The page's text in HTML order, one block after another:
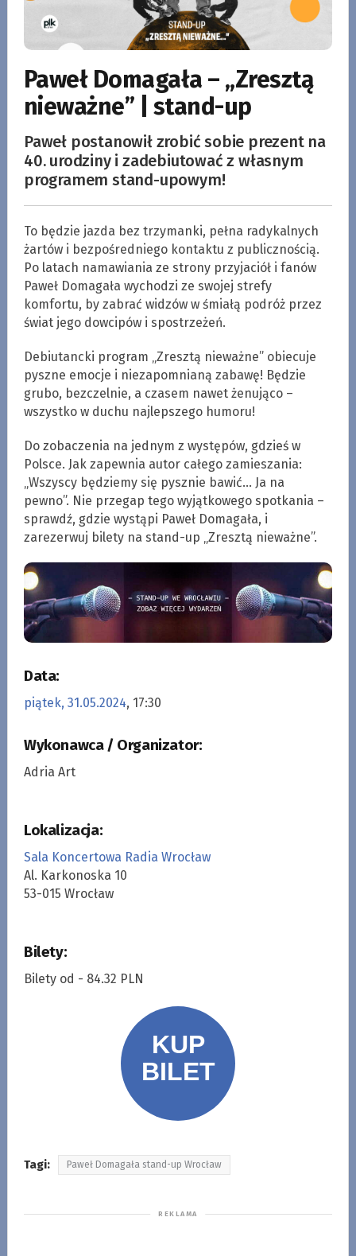
Paweł Domagała – „Zresztą
nieważne” | stand-up
Paweł postanowił zrobić sobie prezent na
40. urodziny i zadebiutować z własnym
programem stand-upowym!
To będzie jazda bez trzymanki, pełna radykalnych
żartów i bezpośredniego kontaktu z publicznością.
Po latach namawiania ze strony przyjaciół i fanów
Paweł Domagała wychodzi ze swojej strefy
komfortu, by zabrać widzów w śmiałą podróż przez
świat jego dowcipów i spostrzeżeń.
Debiutancki program „Zresztą nieważne” obiecuje
pyszne emocje i niezapomnianą zabawę! Będzie
grubo, bezczelnie, a czasem nawet żenująco –
wszystko w duchu najlepszego humoru!
Do zobaczenia na jednym z występów, gdzieś w
Polsce. Jak zapewnia autor całego zamieszania:
„Wszyscy będziemy się pysznie bawić… Ja na
pewno”. Nie przegap tego wyjątkowego spotkania –
sprawdź, gdzie wystąpi Paweł Domagała, i
zarezerwuj bilety na stand-up „Zresztą nieważne”.
Data:
piątek, 31.05.2024, 17:30
Wykonawca / Organizator:
Adria Art
Lokalizacja:
Sala Koncertowa Radia Wrocław
Al. Karkonoska 10
53-015 Wrocław
Bilety:
Bilety od - 84.32 PLN
Tagi: Paweł Domagała stand-up Wrocław